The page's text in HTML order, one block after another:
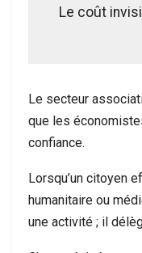
Le coût
Le secteur
que les
confiance.
Lorsqu’un citoyen
humanitaire ou
une activité ; il